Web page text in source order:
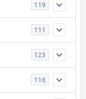
119
111
123
116